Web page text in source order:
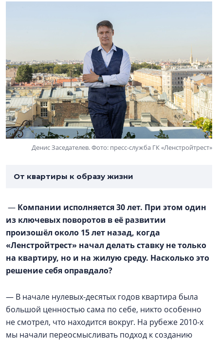
Денис Заседателев. Фото: пресс-служба ГК «Ленстройтрест»
От квартиры к образу жизни
— Компании исполняется 30 лет. При этом один
из ключевых поворотов в её развитии
произошёл около 15 лет назад, когда
«Ленстройтрест» начал делать ставку не только
на квартиру, но и на жилую среду. Насколько это
решение себя оправдало?
— В начале нулевых-десятых годов квартира была
большой ценностью сама по себе, никто особенно
не смотрел, что находится вокруг. На рубеже 2010-х
мы начали переосмысливать подход к созданию